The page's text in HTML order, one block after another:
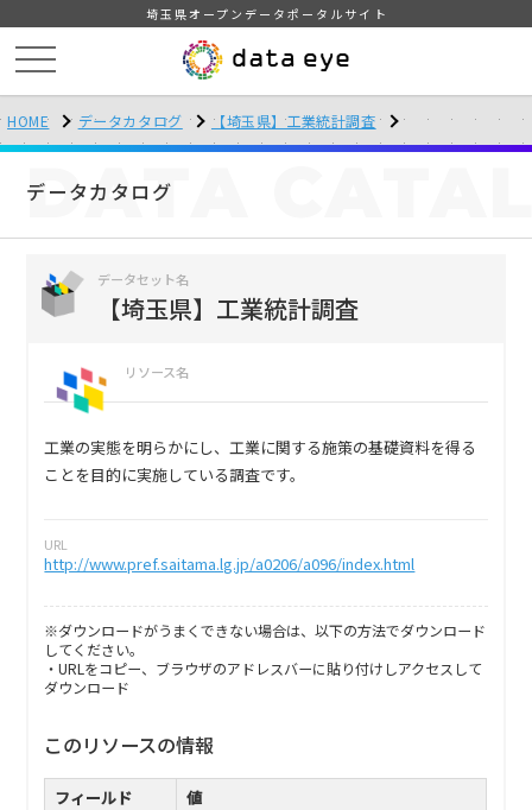
埼玉県オープンデータポータルサイト
HOME データカタログ 【埼玉県】工業統計調査
データカタログ
DATA
データセット名
【埼玉県】工業統計調査
リソース名
工業の実態を明らかにし、工業に関する施策の基礎資料を得る
ことを目的に実施している調査です。
URL
http://www.pref.saitama.lg.jp/a0206/a096/index.html
※ダウンロードがうまくできない場合は、以下の方法でダウンロード
してください。
・URLをコピー、ブラウザのアドレスバーに貼り付けしアクセスして
ダウンロード
このリソースの情報
フィールド
値